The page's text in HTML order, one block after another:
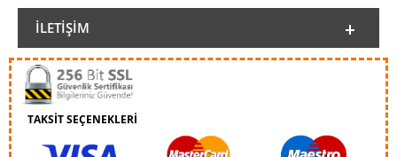
İLETIŞIM
TAKSİT SEÇENEKLERİ